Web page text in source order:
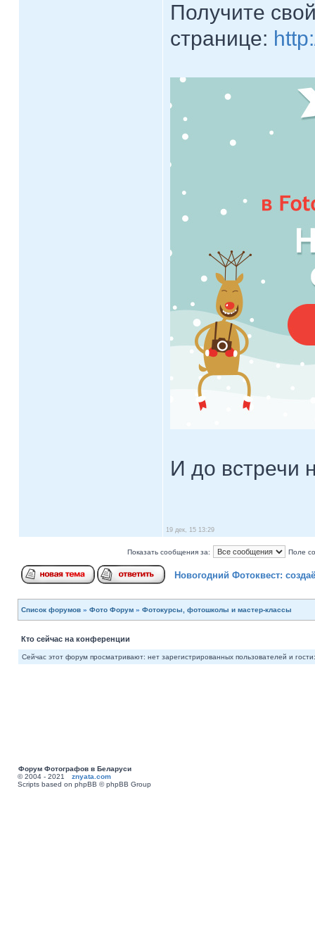
Получите
странице:
И до встречи
19 дек, 15 13:29
Показать сообщения за: Поле
Новогодний Фотоквест:
Список форумов » Фото Форум » Фотокурсы, фотошколы и мастер-классы
Кто сейчас на конференции
Сейчас этот форум просматривают: нет зарегистрированных пользователей и
Форум Фотографов в Беларуси
© 2004 - 2021 znyata.com
Scripts based on phpBB © phpBB Group